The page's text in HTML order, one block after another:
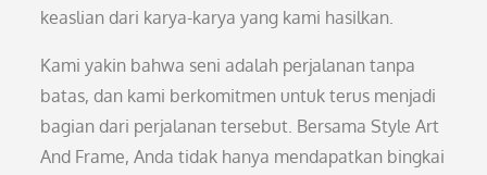
keaslian dari karya-karya yang kami hasilkan.
Kami yakin bahwa seni adalah perjalanan tanpa
batas, dan kami berkomitmen untuk terus menjadi
bagian dari perjalanan tersebut. Bersama Style Art
And Frame, Anda tidak hanya mendapatkan bingkai